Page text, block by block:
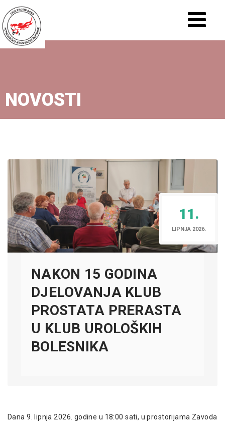
NOVOSTI
11.
LIPNJA 2026.
NAKON 15 GODINA
DJELOVANJA KLUB
PROSTATA PRERASTA
U KLUB UROLOŠKIH
BOLESNIKA
Dana 9. lipnja 2026. godine u 18:00 sati, u prostorijama Zavoda